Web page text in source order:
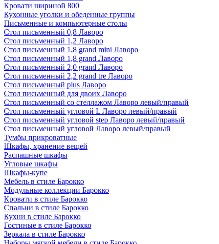
Кровати шириной 800
Кухонные уголки и обеденные группы
Письменные и компьютерные столы
Стол письменный 0,8 Лаворо
Стол письменный 1,2 Лаворо
Стол письменный 1,8 grand mini Лаворо
Стол письменный 1,8 grand Лаворо
Стол письменный 2,0 grand Лаворо
Стол письменный 2,2 grand tre Лаворо
Стол письменный plus Лаворо
Стол письменный для двоих Лаворо
Стол письменный со стеллажом Лаворо левый/правый
Стол письменный угловой L Лаворо левый/правый
Стол письменный угловой step Лаворо левый/правый
Стол письменный угловой Лаворо левый/правый
Тумбы прикроватные
Шкафы, хранение вещей
Распашные шкафы
Угловые шкафы
Шкафы-купе
Мебель в стиле Барокко
Модульные коллекции Барокко
Кровати в стиле Барокко
Спальни в стиле Барокко
Кухни в стиле Барокко
Гостиные в стиле Барокко
Зеркала в стиле Барокко